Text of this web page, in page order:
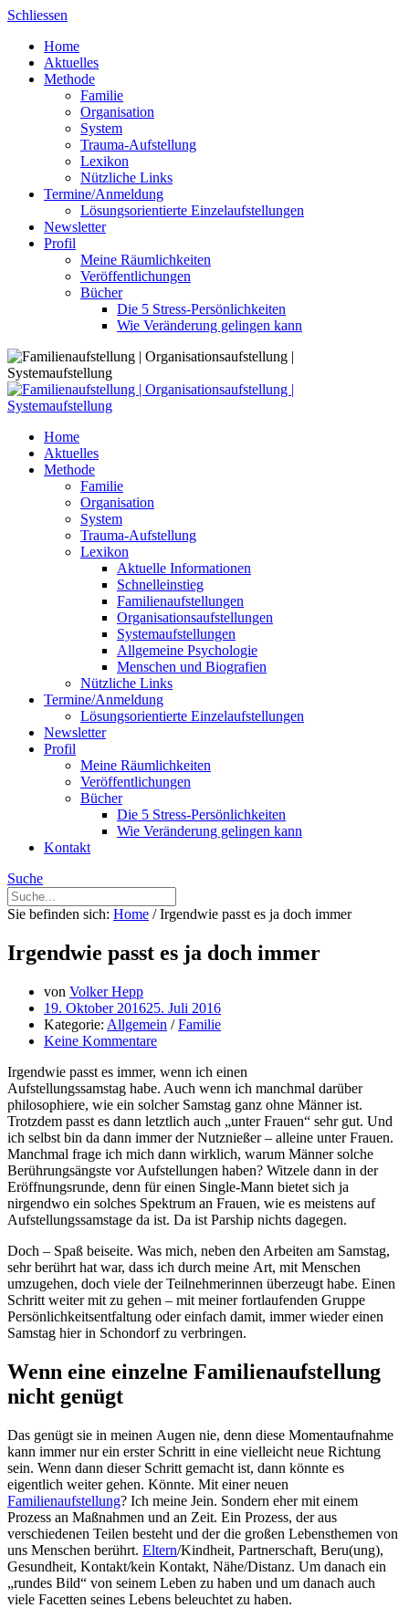
Skip
content
Schliessen
Home
Aktuelles
Methode
Familie
Organisation
System
Trauma-Aufstellung
Lexikon
Nützliche Links
Termine/Anmeldung
Lösungsorientierte Einzelaufstellungen
Newsletter
Profil
Meine Räumlichkeiten
Veröffentlichungen
Bücher
Die 5 Stress-Persönlichkeiten
Wie Veränderung gelingen kann
Home
Aktuelles
Methode
Familie
Organisation
System
Trauma-Aufstellung
Lexikon
Aktuelle Informationen
Schnelleinstieg
Familienaufstellungen
Organisationsaufstellungen
Systemaufstellungen
Allgemeine Psychologie
Menschen und Biografien
Nützliche Links
Termine/Anmeldung
Lösungsorientierte Einzelaufstellungen
Newsletter
Profil
Meine Räumlichkeiten
Veröffentlichungen
Bücher
Die 5 Stress-Persönlichkeiten
Wie Veränderung gelingen kann
Kontakt
Suche
Sie befinden sich: Home / Irgendwie passt es ja doch immer
Irgendwie passt es ja doch immer
von Volker Hepp
19. Oktober 201625. Juli 2016
Kategorie: Allgemein /Familie
Keine Kommentare
Irgendwie passt es immer, wenn ich einen
Aufstellungssamstag habe. Auch wenn ich manchmal darüber
philosophiere, wie ein solcher Samstag ganz ohne Männer ist.
Trotzdem passt es dann letztlich auch „unter Frauen“ sehr gut. Und
ich selbst bin da dann immer der Nutznießer – alleine unter Frauen.
Manchmal frage ich mich dann wirklich, warum Männer solche
Berührungsängste vor Aufstellungen haben? Witzele dann in der
Eröffnungsrunde, denn für einen Single-Mann bietet sich ja
nirgendwo ein solches Spektrum an Frauen, wie es meistens auf
Aufstellungssamstage da ist. Da ist Parship nichts dagegen.
Doch – Spaß beiseite. Was mich, neben den Arbeiten am Samstag,
sehr berührt hat war, dass ich durch meine Art, mit Menschen
umzugehen, doch viele der Teilnehmerinnen überzeugt habe. Einen
Schritt weiter mit zu gehen – mit meiner fortlaufenden Gruppe
Persönlichkeitsentfaltung oder einfach damit, immer wieder einen
Samstag hier in Schondorf zu verbringen.
Wenn eine einzelne Familienaufstellung
nicht genügt
Das genügt sie in meinen Augen nie, denn diese Momentaufnahme
kann immer nur ein erster Schritt in eine vielleicht neue Richtung
sein. Wenn dann dieser Schritt gemacht ist, dann könnte es
eigentlich weiter gehen. Könnte. Mit einer neuen
Familienaufstellung? Ich meine Jein. Sondern eher mit einem
Prozess an Maßnahmen und an Zeit. Ein Prozess, der aus
verschiedenen Teilen besteht und der die großen Lebensthemen von
uns Menschen berührt. Eltern/Kindheit, Partnerschaft, Beru(ung),
Gesundheit, Kontakt/kein Kontakt, Nähe/Distanz. Um danach ein
„rundes Bild“ von seinem Leben zu haben und um danach auch
viele Facetten seines Lebens beleuchtet zu haben.